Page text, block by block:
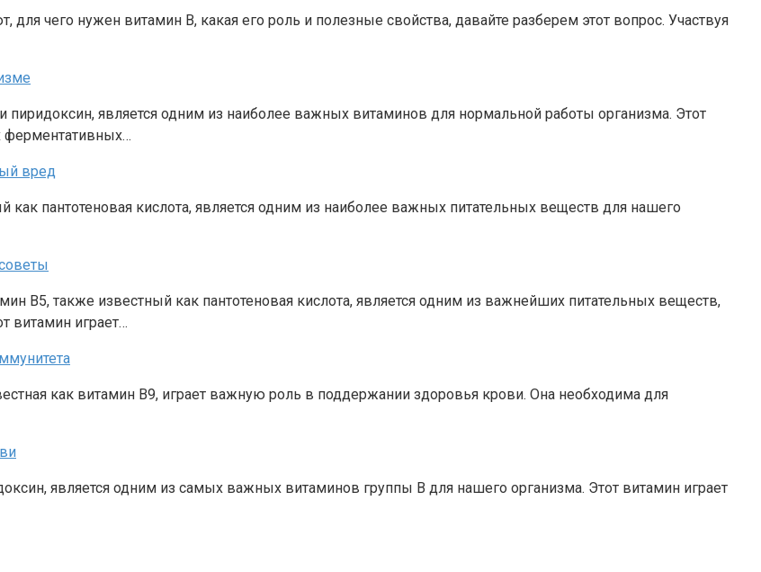
чего нужен витамин B, какая его роль и полезные свойства, давайте разберем этот вопрос. Участвуя
пиридоксин, является одним из наиболее важных витаминов для нормальной работы организма. Этот
ферментативных…
вред
как пантотеновая кислота, является одним из наиболее важных питательных веществ для нашего
В5, также известный как пантотеновая кислота, является одним из важнейших питательных веществ,
витамин играет…
как витамин В9, играет важную роль в поддержании здоровья крови. Она необходима для
является одним из самых важных витаминов группы В для нашего организма. Этот витамин играет